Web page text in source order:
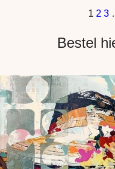
1 2 3
Bestel